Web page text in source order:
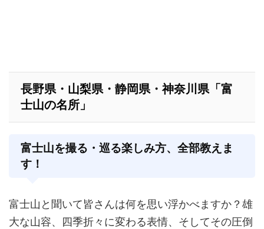
長野県・山梨県・静岡県・神奈川県「富
士山の名所」
富士山を撮る・巡る楽しみ方、全部教えま
す！
富士山と聞いて皆さんは何を思い浮かべますか？雄
大な山容、四季折々に変わる表情、そしてその圧倒